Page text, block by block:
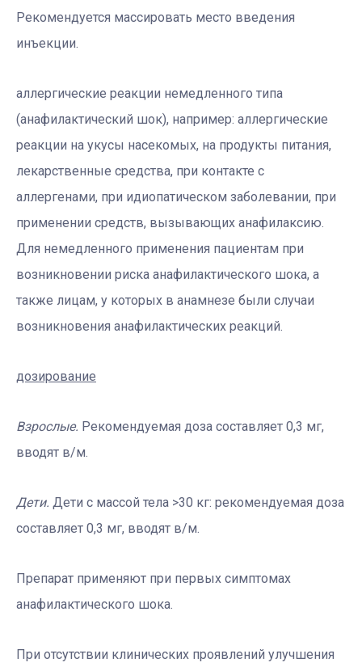
Рекомендуется массировать место введения
инъекции.
аллергические реакции немедленного типа
(анафилактический шок), например: аллергические
реакции на укусы насекомых, на продукты питания,
лекарственные средства, при контакте с
аллергенами, при идиопатическом заболевании, при
применении средств, вызывающих анафилаксию.
Для немедленного применения пациентам при
возникновении риска анафилактического шока, а
также лицам, у которых в анамнезе были случаи
возникновения анафилактических реакций.
дозирование
Взрослые. Рекомендуемая доза составляет 0,3 мг,
вводят в/м.
Дети. Дети с массой тела >30 кг: рекомендуемая доза
составляет 0,3 мг, вводят в/м.
Препарат применяют при первых симптомах
анафилактического шока.
При отсутствии клинических проявлений улучшения